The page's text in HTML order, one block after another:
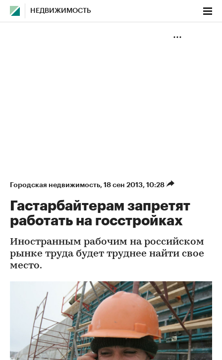
НЕДВИЖИМОСТЬ
Городская недвижимость⁠, 18 сен 2013, 10:28
Гастарбайтерам запретят
работать на госстройках
Иностранным рабочим на российском
рынке труда будет труднее найти свое
место.